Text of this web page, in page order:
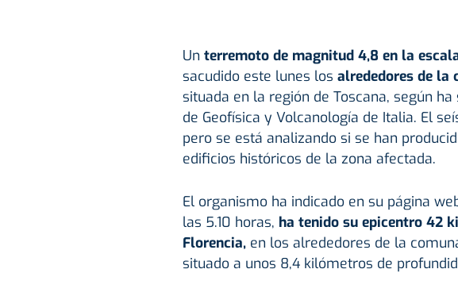
Un terremoto de magnitud 4,8 en la
sacudido este lunes los alrededores de la
situada en la región de Toscana, según
de Geofísica y Volcanología de Italia. El
pero se está analizando si se han
edificios históricos de la zona afectada.
El organismo ha indicado en su página
las 5.10 horas, ha tenido su epicentro 42
Florencia, en los alrededores de la
situado a unos 8,4 kilómetros de